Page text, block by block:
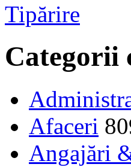
Tipărire
Categorii
Afaceri
Angajări